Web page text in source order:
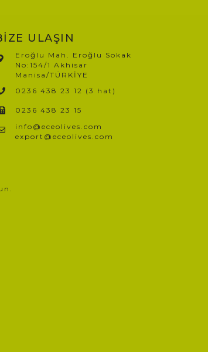
ULAŞIN
Eroğlu Mah. Eroğlu Sokak
No:154/1 Akhisar
Manisa/TÜRKİYE​
0236 438 23 12 (3 hat)
0236 438 23 15
info@eceolives.com
export@eceolives.com